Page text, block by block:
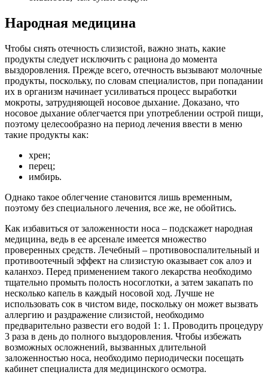
Народная медицина
Чтобы снять отечность слизистой, важно знать, какие
продукты следует исключить с рациона до момента
выздоровления. Прежде всего, отечность вызывают молочные
продукты, поскольку, по словам специалистов, при попадании
их в организм начинает усиливаться процесс выработки
мокроты, затрудняющей носовое дыхание. Доказано, что
носовое дыхание облегчается при употреблении острой пищи,
поэтому целесообразно на период лечения ввести в меню
такие продукты как:
хрен;
перец;
имбирь.
Однако такое облегчение становится лишь временным,
поэтому без специального лечения, все же, не обойтись.
Как избавиться от заложенности носа – подскажет народная
медицина, ведь в ее арсенале имеется множество
проверенных средств. Лечебный – противовоспалительный и
противоотечный эффект на слизистую оказывает сок алоэ и
каланхоэ. Перед применением такого лекарства необходимо
тщательно промыть полость носоглотки, а затем закапать по
несколько капель в каждый носовой ход. Лучше не
использовать сок в чистом виде, поскольку он может вызвать
аллергию и раздражение слизистой, необходимо
предварительно развести его водой 1: 1. Проводить процедуру
3 раза в день до полного выздоровления. Чтобы избежать
возможных осложнений, вызванных длительной
заложенностью носа, необходимо периодически посещать
кабинет специалиста для медицинского осмотра.